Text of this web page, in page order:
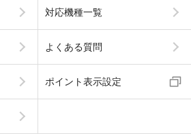
対応機種一覧
よくある質問
ポイント表示設定